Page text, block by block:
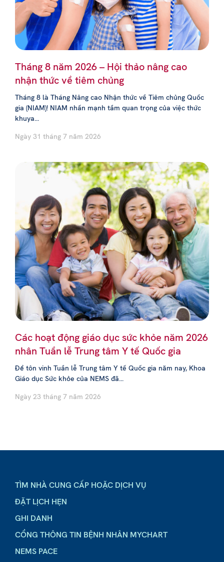
Tháng 8 năm 2026 – Hội thảo nâng cao
nhận thức về tiêm chủng
Tháng 8 là Tháng Nâng cao Nhận thức về Tiêm chủng Quốc
gia (NIAM)! NIAM nhấn mạnh tầm quan trọng của việc thức
khuya...
Ngày 31 tháng 7 năm 2026
Các hoạt động giáo dục sức khỏe năm 2026
nhân Tuần lễ Trung tâm Y tế Quốc gia
Để tôn vinh Tuần lễ Trung tâm Y tế Quốc gia năm nay, Khoa
Giáo dục Sức khỏe của NEMS đã...
Ngày 23 tháng 7 năm 2026
TÌM NHÀ CUNG CẤP HOẶC DỊCH VỤ
ĐẶT LỊCH HẸN
GHI DANH
CỔNG THÔNG TIN BỆNH NHÂN MYCHART
NEMS PACE